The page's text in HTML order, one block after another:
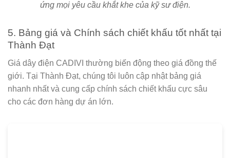
ứng mọi yêu cầu khắt khe của kỹ sư điện.
5. Bảng giá và Chính sách chiết khấu tốt nhất tại
Thành Đạt
Giá dây điện CADIVI thường biến động theo giá đồng thế
giới. Tại Thành Đạt, chúng tôi luôn cập nhật bảng giá
nhanh nhất và cung cấp chính sách chiết khấu cực sâu
cho các đơn hàng dự án lớn.